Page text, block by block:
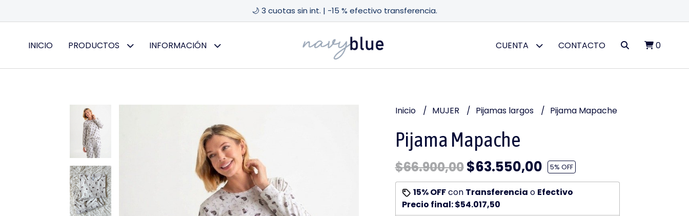
🌙 3 cuotas sin int. | -15 % efectivo transferencia.
INICIO PRODUCTOS INFORMACIÓN CUENTA CONTACTO 0
Inicio MUJER Pijamas largos Pijama Mapache
Pijama Mapache
$66.900,00$63.550,00 5% OFF
15% OFFcon Transferencia o Efectivo
Precio final:$54.017,50